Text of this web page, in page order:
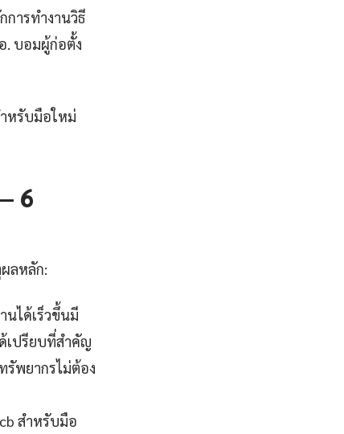
ารทำงานวิธี
. บอมผู้ก่อตั้ง
ำหรับมือใหม่
6
ลหลัก:
ได้เร็วขึ้นมี
เปรียบที่สำคัญ
รัพยากรไม่ต้อง
สำหรับมือ